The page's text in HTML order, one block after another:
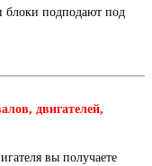
блоки подподают под
двигателей,
вы получаете